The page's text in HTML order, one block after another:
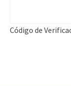
Código de